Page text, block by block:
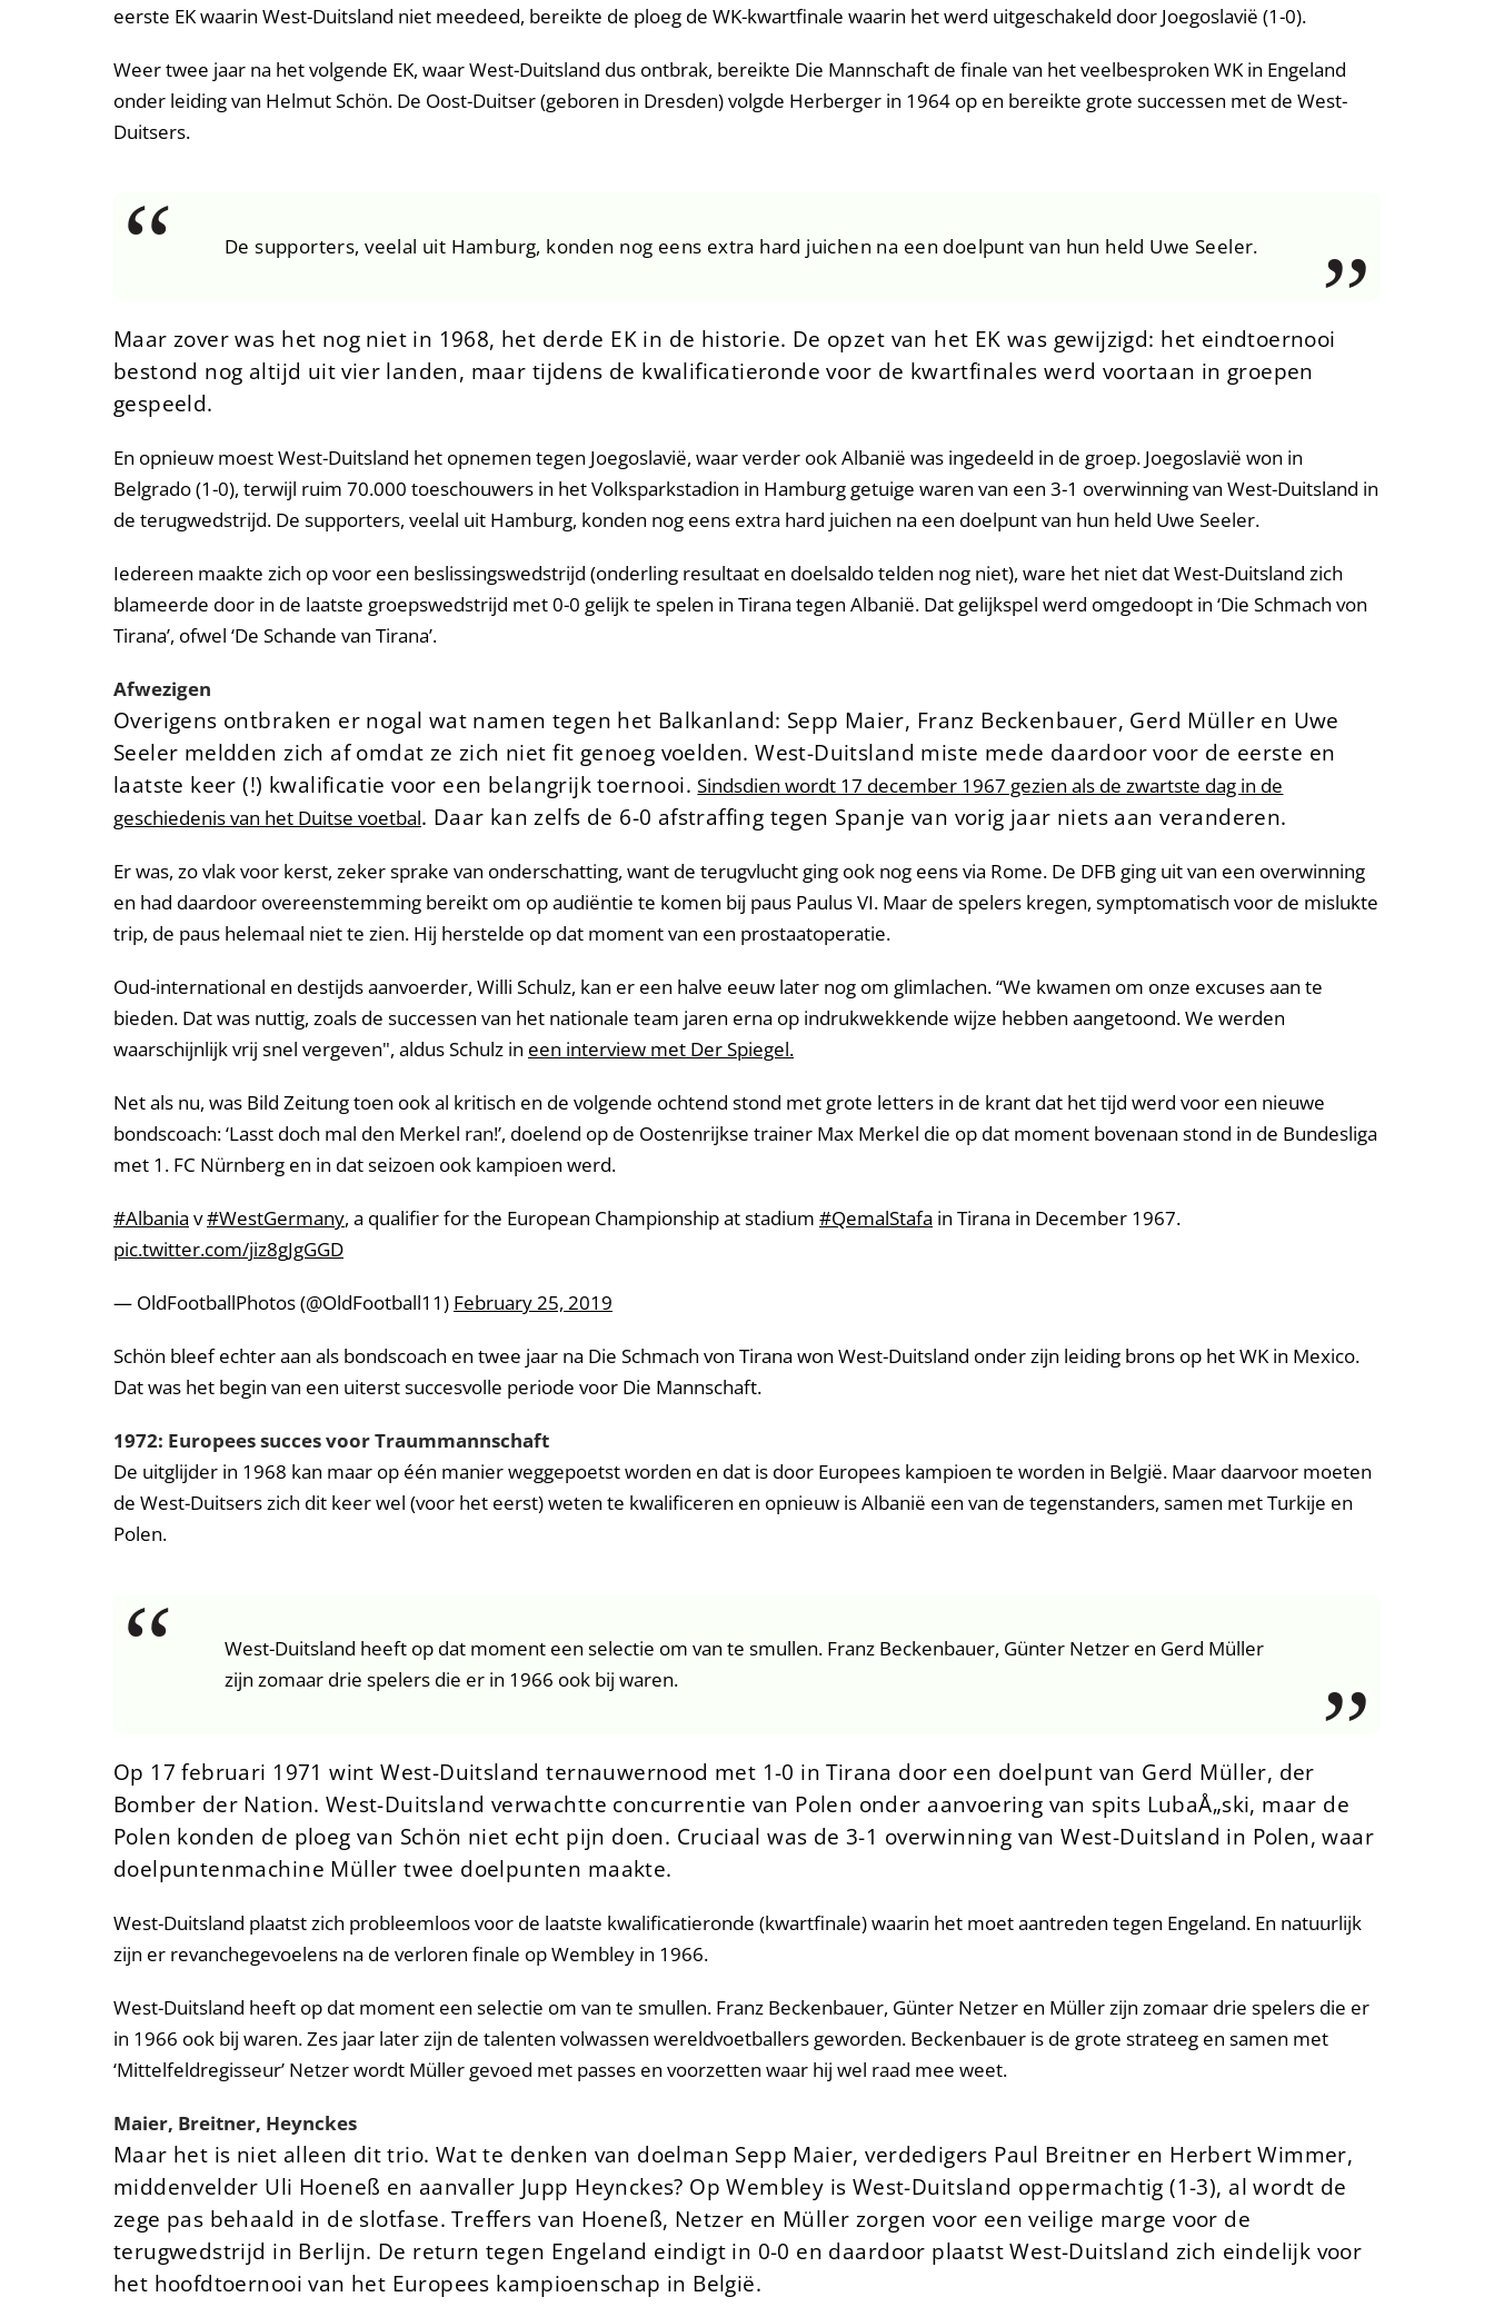
eerste EK waarin West-Duitsland niet meedeed, bereikte de ploeg de WK-kwartfinale waarin het werd uitgeschakeld door Joegoslavië (1-0).
Weer twee jaar na het volgende EK, waar West-Duitsland dus ontbrak, bereikte Die Mannschaft de finale van het veelbesproken WK in Engeland
onder leiding van Helmut Schön. De Oost-Duitser (geboren in Dresden) volgde Herberger in 1964 op en bereikte grote successen met de West-
Duitsers.
De supporters, veelal uit Hamburg, konden nog eens extra hard juichen na een doelpunt van hun held Uwe Seeler.
Maar zover was het nog niet in 1968, het derde EK in de historie. De opzet van het EK was gewijzigd: het eindtoernooi
bestond nog altijd uit vier landen, maar tijdens de kwalificatieronde voor de kwartfinales werd voortaan in groepen
gespeeld.
En opnieuw moest West-Duitsland het opnemen tegen Joegoslavië, waar verder ook Albanië was ingedeeld in de groep. Joegoslavië won in
Belgrado (1-0), terwijl ruim 70.000 toeschouwers in het Volksparkstadion in Hamburg getuige waren van een 3-1 overwinning van West-Duitsland in
de terugwedstrijd. De supporters, veelal uit Hamburg, konden nog eens extra hard juichen na een doelpunt van hun held Uwe Seeler.
Iedereen maakte zich op voor een beslissingswedstrijd (onderling resultaat en doelsaldo telden nog niet), ware het niet dat West-Duitsland zich
blameerde door in de laatste groepswedstrijd met 0-0 gelijk te spelen in Tirana tegen Albanië. Dat gelijkspel werd omgedoopt in ‘Die Schmach von
Tirana’, ofwel ‘De Schande van Tirana’.
Afwezigen
Overigens ontbraken er nogal wat namen tegen het Balkanland: Sepp Maier, Franz Beckenbauer, Gerd Müller en Uwe
Seeler meldden zich af omdat ze zich niet fit genoeg voelden. West-Duitsland miste mede daardoor voor de eerste en
laatste keer (!) kwalificatie voor een belangrijk toernooi.Sindsdien wordt 17 december 1967 gezien als de zwartste dag in de
geschiedenis van het Duitse voetbal. Daar kan zelfs de 6-0 afstraffing tegen Spanje van vorig jaar niets aan veranderen.
Er was, zo vlak voor kerst, zeker sprake van onderschatting, want de terugvlucht ging ook nog eens via Rome. De DFB ging uit van een overwinning
en had daardoor overeenstemming bereikt om op audiëntie te komen bij paus Paulus VI. Maar de spelers kregen, symptomatisch voor de mislukte
trip, de paus helemaal niet te zien. Hij herstelde op dat moment van een prostaatoperatie.
Oud-international en destijds aanvoerder, Willi Schulz, kan er een halve eeuw later nog om glimlachen. “We kwamen om onze excuses aan te
bieden. Dat was nuttig, zoals de successen van het nationale team jaren erna op indrukwekkende wijze hebben aangetoond. We werden
waarschijnlijk vrij snel vergeven", aldus Schulz in een interview met Der Spiegel.
Net als nu, was Bild Zeitung toen ook al kritisch en de volgende ochtend stond met grote letters in de krant dat het tijd werd voor een nieuwe
bondscoach: ‘Lasst doch mal den Merkel ran!’, doelend op de Oostenrijkse trainer Max Merkel die op dat moment bovenaan stond in de Bundesliga
met 1. FC Nürnberg en in dat seizoen ook kampioen werd.
#Albania v#WestGermany, a qualifier for the European Championship at stadium #QemalStafa in Tirana in December 1967.
pic.twitter.com/jiz8gJgGGD
— OldFootballPhotos (@OldFootball11) February 25, 2019
Schön bleef echter aan als bondscoach en twee jaar na Die Schmach von Tirana won West-Duitsland onder zijn leiding brons op het WK in Mexico.
Dat was het begin van een uiterst succesvolle periode voor Die Mannschaft.
1972: Europees succes voor Traummannschaft
De uitglijder in 1968 kan maar op één manier weggepoetst worden en dat is door Europees kampioen te worden in België. Maar daarvoor moeten
de West-Duitsers zich dit keer wel (voor het eerst) weten te kwalificeren en opnieuw is Albanië een van de tegenstanders, samen met Turkije en
Polen.
West-Duitsland heeft op dat moment een selectie om van te smullen. Franz Beckenbauer, Günter Netzer en Gerd Müller
zijn zomaar drie spelers die er in 1966 ook bij waren.
Op 17 februari 1971 wint West-Duitsland ternauwernood met 1-0 in Tirana door een doelpunt van Gerd Müller, der
Bomber der Nation. West-Duitsland verwachtte concurrentie van Polen onder aanvoering van spits LubaÅ„ski, maar de
Polen konden de ploeg van Schön niet echt pijn doen. Cruciaal was de 3-1 overwinning van West-Duitsland in Polen, waar
doelpuntenmachine Müller twee doelpunten maakte.
West-Duitsland plaatst zich probleemloos voor de laatste kwalificatieronde (kwartfinale) waarin het moet aantreden tegen Engeland. En natuurlijk
zijn er revanchegevoelens na de verloren finale op Wembley in 1966.
West-Duitsland heeft op dat moment een selectie om van te smullen. Franz Beckenbauer, Günter Netzer en Müller zijn zomaar drie spelers die er
in 1966 ook bij waren. Zes jaar later zijn de talenten volwassen wereldvoetballers geworden. Beckenbauer is de grote strateeg en samen met
‘Mittelfeldregisseur’ Netzer wordt Müller gevoed met passes en voorzetten waar hij wel raad mee weet.
Maier, Breitner, Heynckes
Maar het is niet alleen dit trio. Wat te denken van doelman Sepp Maier, verdedigers Paul Breitner en Herbert Wimmer,
middenvelder Uli Hoeneß en aanvaller Jupp Heynckes? Op Wembley is West-Duitsland oppermachtig (1-3), al wordt de
zege pas behaald in de slotfase. Treffers van Hoeneß, Netzer en Müller zorgen voor een veilige marge voor de
terugwedstrijd in Berlijn. De return tegen Engeland eindigt in 0-0 en daardoor plaatst West-Duitsland zich eindelijk voor
het hoofdtoernooi van het Europees kampioenschap in België.